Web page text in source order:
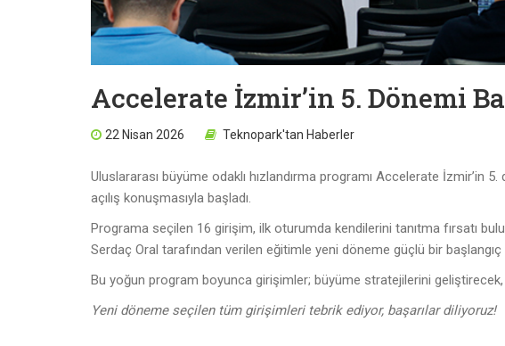
Accelerate İzmir’in 5. Dönemi
22 Nisan 2026 Teknopark'tan Haberler
Uluslararası büyüme odaklı hızlandırma programı Accelerate İzmir’in
açılış konuşmasıyla başladı.
Programa seçilen 16 girişim, ilk oturumda kendilerini tanıtma fırsatı
Serdaç Oral tarafından verilen eğitimle yeni döneme güçlü bir başlangıç
Bu yoğun program boyunca girişimler; büyüme stratejilerini
Yeni döneme seçilen tüm girişimleri tebrik ediyor, başarılar diliyoruz!